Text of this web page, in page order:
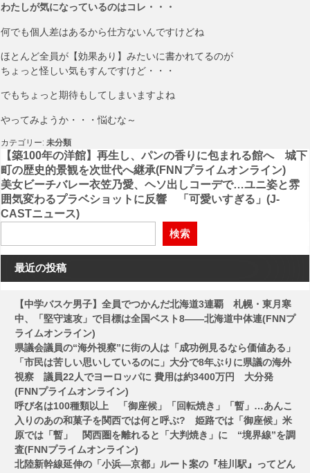
わたしが気になっているのはコレ・・・
何でも個人差はあるから仕方ないんですけどね
ほとんど全員が【効果あり】みたいに書かれてるのが
ちょっと怪しい気もすんですけど・・・
でもちょっと期待もしてしまいますよね
やってみようか・・・悩むな～
カテゴリー: 未分類
投
稿
ナ
ビ
ゲ
ー
ョ
ン
【築100年の洋館】再生し、パンの香りに包まれる館へ 城下
町の歴史的景観を次世代へ継承(FNNプライムオンライン)
美女ビーチバレー衣笠乃愛、ヘソ出しコーデで…ユニ姿と雰
囲気変わるプラベショットに反響 「可愛いすぎる」(J-
CASTニュース)
検索
最近の投稿
【中学バスケ男子】全員でつかんだ北海道3連覇 札幌・東月寒
中、「堅守速攻」で目標は全国ベスト8――北海道中体連(FNNプ
ライムオンライン)
県議会議員の“海外視察”に街の人は「成功例見るなら価値ある」
「市民は苦しい思いしているのに」大分で8年ぶりに県議の海外
視察 議員22人でヨーロッパに 費用は約3400万円 大分発
(FNNプライムオンライン)
呼び名は100種類以上 「御座候」「回転焼き」「暫」…あんこ
入りのあの和菓子を関西では何と呼ぶ? 姫路では「御座候」米
原では「暫」 関西圏を離れると「大判焼き」に “境界線”を調
査(FNNプライムオンライン)
北陸新幹線延伸の「小浜―京都」ルート案の『桂川駅』ってどん